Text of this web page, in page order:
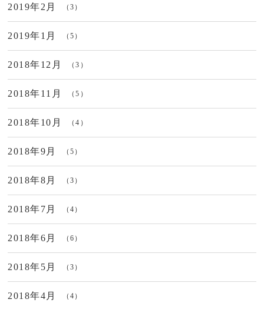
2019年2月 （3）
2019年1月 （5）
2018年12月 （3）
2018年11月 （5）
2018年10月 （4）
2018年9月 （5）
2018年8月 （3）
2018年7月 （4）
2018年6月 （6）
2018年5月 （3）
2018年4月 （4）